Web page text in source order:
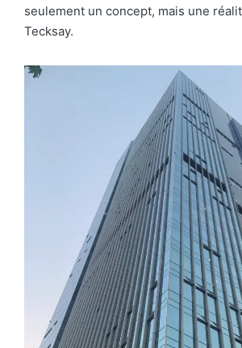
seulement un concept, mais une
Tecksay.